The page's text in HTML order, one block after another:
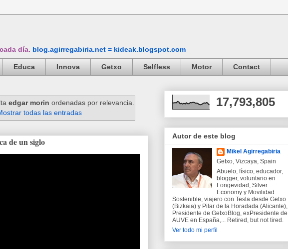
día. blog.agirregabiria.net = kideak.blogspot.com
Educa Innova Getxo Selfless Motor Contact
edgar morin ordenadas por relevancia.
todas las entradas
de un siglo
17,793,805
Autor de este blog
Mikel Agirregabiria
Getxo, Vizcaya, Spain
Abuelo, físico, educador,
blogger, voluntario en
Longevidad, Silver
Economy y Movilidad
Sostenible, viajero con Tesla desde Getxo
(Bizkaia) y Pilar de la Horadada (Alicante),
Presidente de GetxoBlog, exPresidente de
AUVE en España,... Retired, but not tired.
Ver todo mi perfil